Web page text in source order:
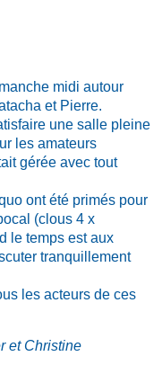
midi autour
et Pierre.
une salle pleine
les amateurs
gérée avec tout
ont été primés pour
(clous 4 x
le temps est aux
tranquillement
les acteurs de ces
et Christine